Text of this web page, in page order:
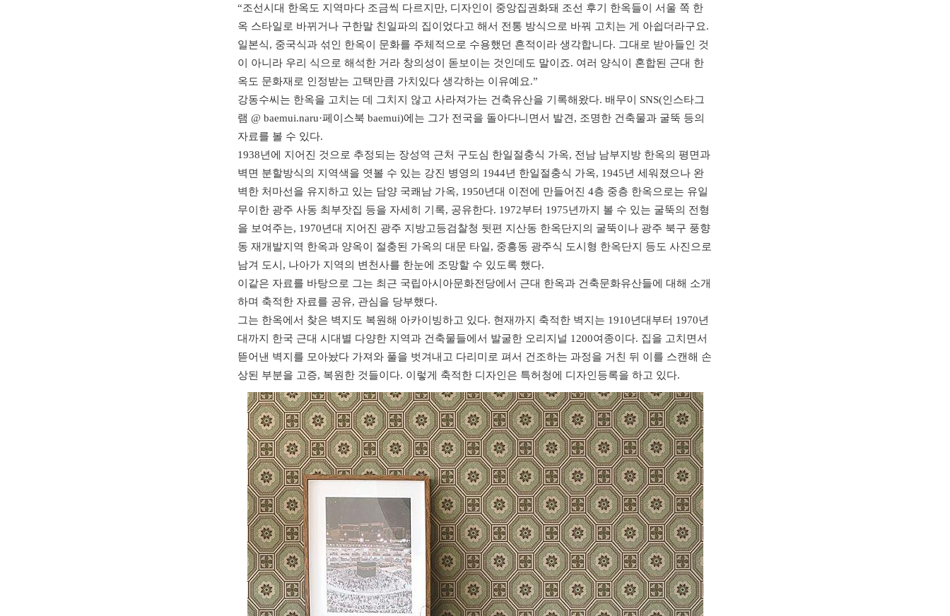
“조선시대 한옥도 지역마다 조금씩 다르지만, 디자인이 중앙집권화돼 조선 후기 한옥들이 서울 쪽 한
옥 스타일로 바뀌거나 구한말 친일파의 집이었다고 해서 전통 방식으로 바꿔 고치는 게 아쉽더라구요.
일본식, 중국식과 섞인 한옥이 문화를 주체적으로 수용했던 흔적이라 생각합니다. 그대로 받아들인 것
이 아니라 우리 식으로 해석한 거라 창의성이 돋보이는 것인데도 말이죠. 여러 양식이 혼합된 근대 한
옥도 문화재로 인정받는 고택만큼 가치있다 생각하는 이유예요.”
강동수씨는 한옥을 고치는 데 그치지 않고 사라져가는 건축유산을 기록해왔다. 배무이 SNS(인스타그
램 @ baemui.naru·페이스북 baemui)에는 그가 전국을 돌아다니면서 발견, 조명한 건축물과 굴뚝 등의
자료를 볼 수 있다.
1938년에 지어진 것으로 추정되는 장성역 근처 구도심 한일절충식 가옥, 전남 남부지방 한옥의 평면과
벽면 분할방식의 지역색을 엿볼 수 있는 강진 병영의 1944년 한일절충식 가옥, 1945년 세워졌으나 완
벽한 처마선을 유지하고 있는 담양 국쾌남 가옥, 1950년대 이전에 만들어진 4층 중층 한옥으로는 유일
무이한 광주 사동 최부잣집 등을 자세히 기록, 공유한다. 1972부터 1975년까지 볼 수 있는 굴뚝의 전형
을 보여주는, 1970년대 지어진 광주 지방고등검찰청 뒷편 지산동 한옥단지의 굴뚝이나 광주 북구 풍향
동 재개발지역 한옥과 양옥이 절충된 가옥의 대문 타일, 중흥동 광주식 도시형 한옥단지 등도 사진으로
남겨 도시, 나아가 지역의 변천사를 한눈에 조망할 수 있도록 했다.
이같은 자료를 바탕으로 그는 최근 국립아시아문화전당에서 근대 한옥과 건축문화유산들에 대해 소개
하며 축적한 자료를 공유, 관심을 당부했다.
그는 한옥에서 찾은 벽지도 복원해 아카이빙하고 있다. 현재까지 축적한 벽지는 1910년대부터 1970년
대까지 한국 근대 시대별 다양한 지역과 건축물들에서 발굴한 오리지널 1200여종이다. 집을 고치면서
뜯어낸 벽지를 모아놨다 가져와 풀을 벗겨내고 다리미로 펴서 건조하는 과정을 거친 뒤 이를 스캔해 손
상된 부분을 고증, 복원한 것들이다. 이렇게 축적한 디자인은 특허청에 디자인등록을 하고 있다.